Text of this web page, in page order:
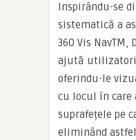
Inspirându-se
sistematică a
360 Vis NavTM,
ajută
oferindu-le
cu locul în care
suprafețele pe
eliminând